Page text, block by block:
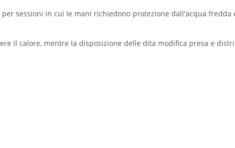
sessioni in cui le mani richiedono protezione dall'acqua fredda
il calore, mentre la disposizione delle dita modifica presa e